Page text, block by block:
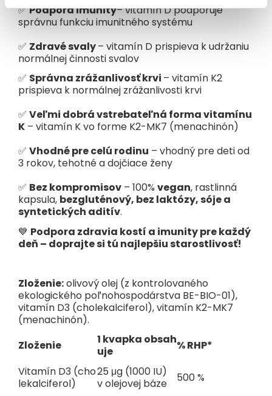
✅Podpora imunity– vitamín D podporuje
správnu funkciu imunitného systému
✅ Zdravé svaly– vitamín D prispieva k udržaniu
normálnej činnosti svalov
✅ Správna zrážanlivosť krvi – vitamín K2
prispieva k normálnej zrážanlivosti krvi
✅ Veľmi dobrá vstrebateľná forma vitamínu
K – vitamín K vo forme K2-MK7 (menachinón)
✅ Vhodné pre celú rodinu – vhodný pre deti od
3 rokov, tehotné a dojčiace ženy
✅ Bez kompromisov – 100% vegan, rastlinná
kapsula, bezgluténový, bez laktózy, sóje a
syntetických aditív.
💙 Podpora zdravia kostí a imunity pre každý
deň – doprajte si tú najlepšiu starostlivosť!
Zloženie:olivový olej (z kontrolovaného
ekologického poľnohospodárstva BE-BIO-01),
vitamín D3 (cholekalciferol), vitamín K2-MK7
(menachinón).
Zloženie
1 kvapka obsah
uje
% RHP*
Vitamín D3 (cho
lekalciferol)
25 μg (1000 IU)
v olejovej báze
500 %